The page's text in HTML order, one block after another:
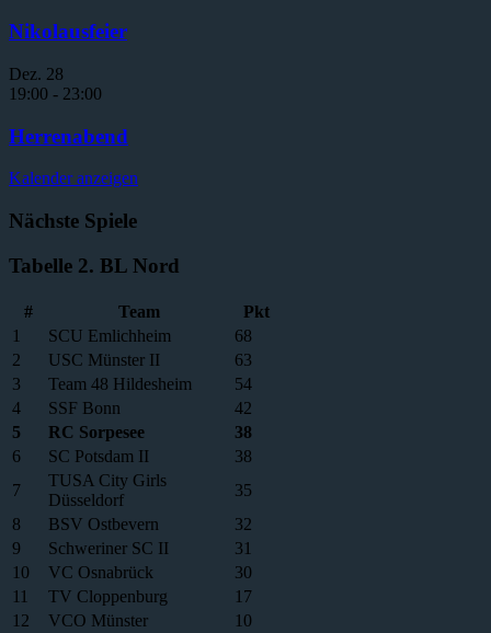
Nikolausfeier
Dez. 28
19:00 - 23:00
Herrenabend
Kalender anzeigen
Nächste Spiele
Tabelle 2. BL Nord
# Team
Pkt
1
SCU Emlichheim
68
2
USC Münster II
63
3
Team 48 Hildesheim
54
4
SSF Bonn
42
5
RC Sorpesee
38
6
SC Potsdam II
38
7
TUSA City Girls
Düsseldorf
35
8
BSV Ostbevern
32
9
Schweriner SC II
31
10
VC Osnabrück
30
11
TV Cloppenburg
17
12
VCO Münster
10